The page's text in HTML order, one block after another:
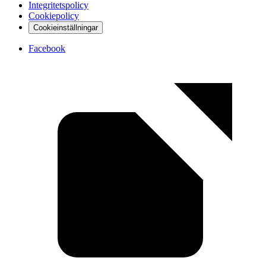
Integritetspolicy
Cookiepolicy
Cookieinställningar
Facebook